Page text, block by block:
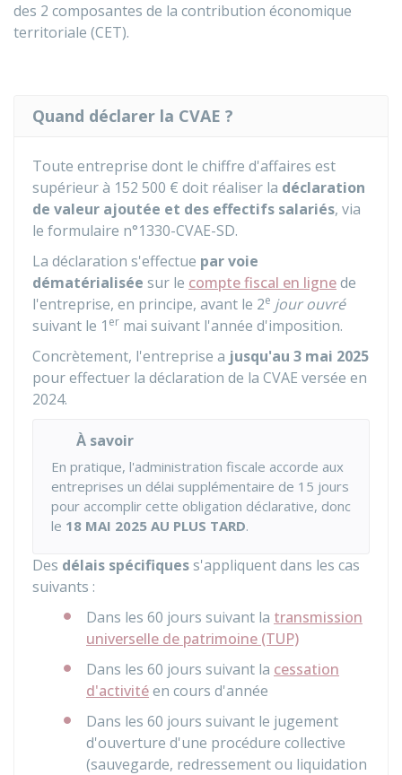
des 2 composantes de la contribution économique
territoriale (CET).
Quand déclarer la CVAE ?
Toute entreprise dont le chiffre d'affaires est
supérieur à 152 500 € doit réaliser la déclaration
de valeur ajoutée et des effectifs salariés, via
le formulaire n°1330-CVAE-SD.
La déclaration s'effectue par voie
dématérialisée sur le compte fiscal en lignede
l'entreprise, en principe, avant le 2e jour ouvré
suivant le 1 er mai suivant l'année d'imposition.
Concrètement, l'entreprise a jusqu'au 3 mai 2025
pour effectuer la déclaration de la CVAE versée en
2024.
À savoir
En pratique, l'administration fiscale accorde aux
entreprises un délai supplémentaire de 15 jours
pour accomplir cette obligation déclarative, donc
le 18 MAI 2025 AU PLUS TARD.
Des délais spécifiquess'appliquent dans les cas
suivants :
Dans les 60 jours suivant la transmission
universelle de patrimoine (TUP)
Dans les 60 jours suivant la cessation
d'activitéen cours d'année
Dans les 60 jours suivant le jugement
d'ouverture d'une procédure collective
(sauvegarde, redressement ou liquidation